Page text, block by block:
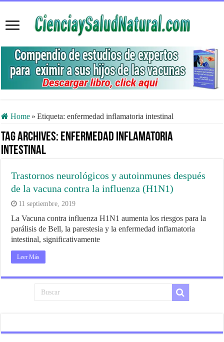
Home » Etiqueta:enfermedad inflamatoria intestinal
Tag Archives: enfermedad inflamatoria
intestinal
Trastornos neurológicos y autoinmunes después
de la vacuna contra la influenza (H1N1)
11 septiembre, 2019
La Vacuna contra influenza H1N1 aumenta los riesgos para la
parálisis de Bell, la parestesia y la enfermedad inflamatoria
intestinal, significativamente
Leer Más